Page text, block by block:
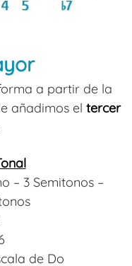
a partir de la
añadimos el tercer
– 3 Semitonos –
de Do